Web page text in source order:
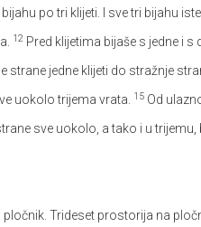
po tri klijeti. I sve tri bijahu
12 Pred klijetima bijaše s jedne i
strane jedne klijeti do stražnje
uokolo trijema vrata. 15 Od
sve uokolo, a tako i u
Trideset prostorija na